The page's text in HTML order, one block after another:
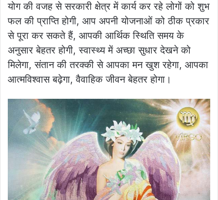
योग की वजह से सरकारी क्षेत्र में कार्य कर रहे लोगों को शुभ
फल की प्राप्ति होगी, आप अपनी योजनाओं को ठीक प्रकार
से पूरा कर सकते हैं, आपकी आर्थिक स्थिति समय के
अनुसार बेहतर होगी, स्वास्थ्य में अच्छा सुधार देखने को
मिलेगा, संतान की तरक्की से आपका मन खुश रहेगा, आपका
आत्मविश्वास बढ़ेगा, वैवाहिक जीवन बेहतर होगा।